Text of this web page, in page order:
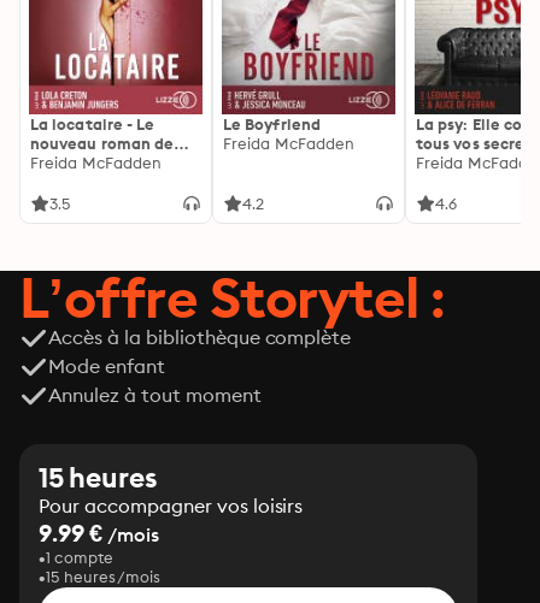
La locataire - Le
nouveau roman de
l'autrice de La femme
Freida McFadden
3.5
Le Boyfriend
Freida McFadden
4.2
La psy: Elle
tous vos
découvrez les
Freida
4.6
L’offre Storytel :
Accès à la bibliothèque complète
Mode enfant
Annulez à tout moment
15 heures
Pour accompagner vos loisirs
9.99 € /mois
1 compte
15 heures/mois